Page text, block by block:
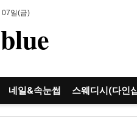
07일(금)
네일&속눈썹 스웨디시(다인